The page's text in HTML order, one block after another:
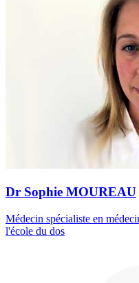
Dr Sophie MOUREAU
Médecin spécialiste en
l'école du dos